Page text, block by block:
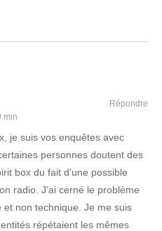
min
je suis vos enquêtes avec
personnes doutent des
box du fait d’une possible
radio. J’ai cerné le problème
et non technique. Je me suis
répétaient les mêmes
Répondre